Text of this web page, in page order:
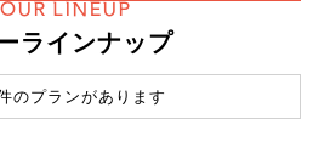
LINEUP
ラインナップ
のプランがあります